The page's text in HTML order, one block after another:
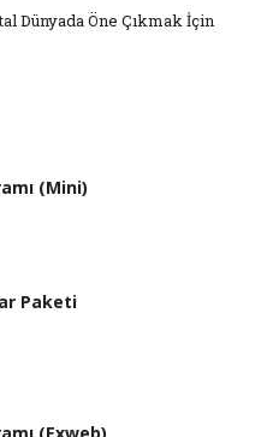
Dünyada Öne Çıkmak İçin
(Mini)
Paketi